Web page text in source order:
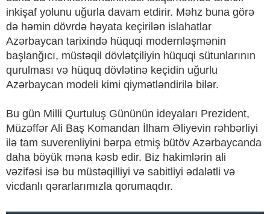
inkişaf yolunu uğurla davam etdirir. Məhz buna görə
də həmin dövrdə həyata keçirilən islahatlar
Azərbaycan tarixində hüquqi modernləşmənin
başlanğıcı, müstəqil dövlətçiliyin hüquqi sütunlarının
qurulması və hüquq dövlətinə keçidin uğurlu
Azərbaycan modeli kimi qiymətləndirilə bilər.
Bu gün Milli Qurtuluş Gününün ideyaları Prezident,
Müzəffər Ali Baş Komandan İlham Əliyevin rəhbərliyi
ilə tam suverenliyini bərpa etmiş bütöv Azərbaycanda
daha böyük məna kəsb edir. Biz hakimlərin ali
vəzifəsi isə bu müstəqilliyi və sabitliyi ədalətli və
vicdanlı qərarlarımızla qorumaqdır.